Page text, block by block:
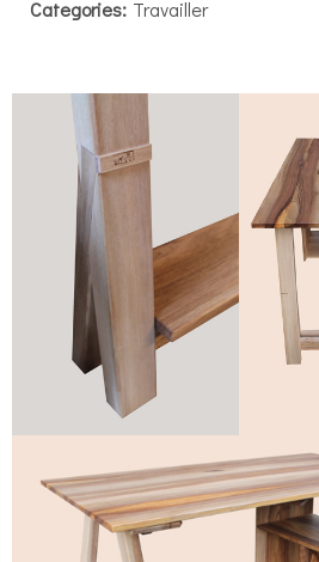
Categories: Travailler